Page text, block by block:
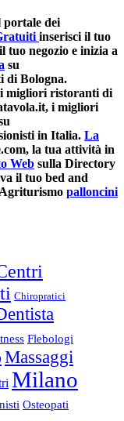
dei
inserisci il tuo
tuo negozio e inizia a
su
di Bologna.
migliori ristoranti di
i migliori
in Italia. La
la tua attività in
Web sulla Directory
il tuo bed and
palloncini
Chiropratici
Flebologi
Massaggi
Milano
Osteopati